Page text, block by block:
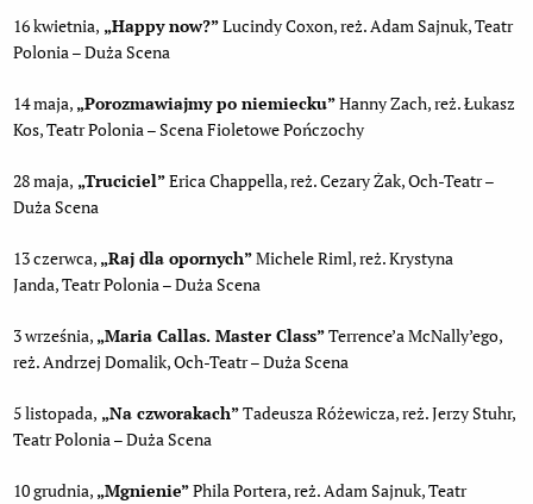
16 kwietnia, „Happy now?”Lucindy Coxon, reż. Adam Sajnuk, Teatr
Polonia – Duża Scena
14 maja, „Porozmawiajmy po niemiecku”Hanny Zach, reż. Łukasz
Kos, Teatr Polonia – Scena Fioletowe Pończochy
28 maja, „Truciciel”Erica Chappella, reż. Cezary Żak, Och-Teatr –
Duża Scena
13 czerwca, „Raj dla opornych”Michele Riml, reż. Krystyna
Janda, Teatr Polonia – Duża Scena
3 września, „Maria Callas. Master Class”Terrence’a McNally’ego,
reż. Andrzej Domalik, Och-Teatr – Duża Scena
5 listopada, „Na czworakach”Tadeusza Różewicza, reż. Jerzy Stuhr,
Teatr Polonia – Duża Scena
10 grudnia, „Mgnienie”Phila Portera, reż. Adam Sajnuk, Teatr